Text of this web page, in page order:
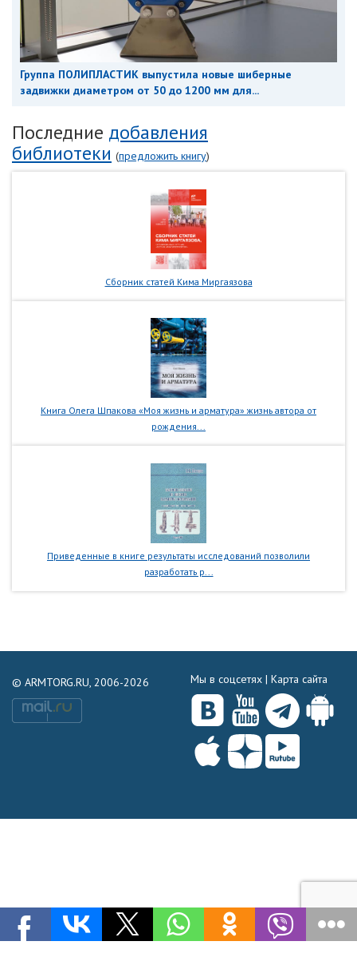
Группа ПОЛИПЛАСТИК выпустила новые шиберные
задвижки диаметром от 50 до 1200 мм для...
Последние добавления
библиотеки (предложить книгу)
Сборник статей Кима Миргаязова
Книга Олега Шпакова «Моя жизнь и арматура» жизнь автора от
рождения...
Приведенные в книге результаты исследований позволили
разработать р...
© ARMTORG.RU, 2006-2026 Мы в соцсетях | Карта сайта